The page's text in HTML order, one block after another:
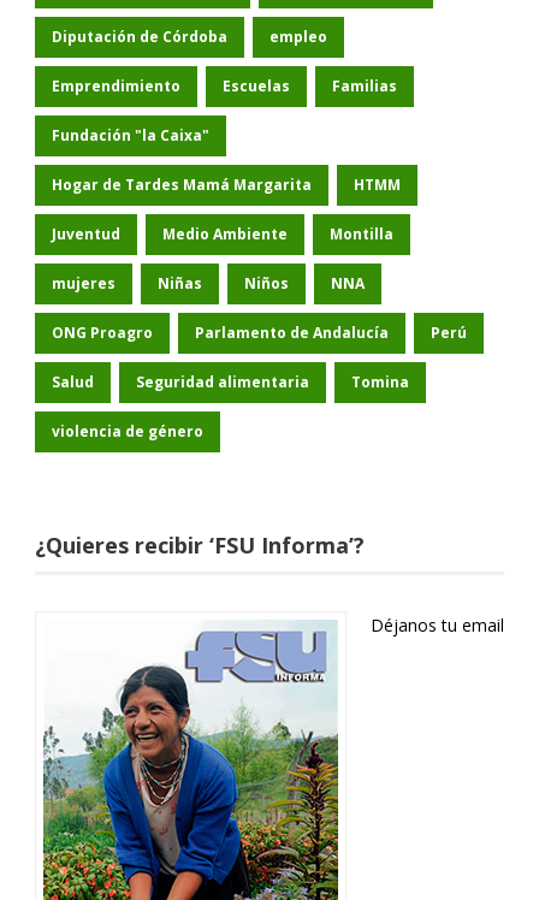
Diputación de Córdoba empleo
Emprendimiento Escuelas Familias
Fundación "la Caixa"
Hogar de Tardes Mamá Margarita HTMM
Juventud Medio Ambiente Montilla
mujeres Niñas Niños NNA
ONG Proagro Parlamento de Andalucía Perú
Salud Seguridad alimentaria Tomina
violencia de género
¿Quieres recibir ‘FSU Informa’?
Déjanos tu email